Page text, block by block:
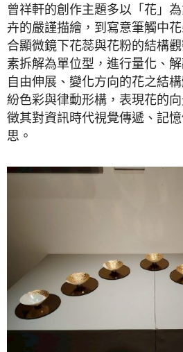
曾祥軒的創作主題多以「花」
卉的嚴謹描繪，到寫意筆觸中
合顯微鏡下花蕊與花粉的結構
素拆解為單位型，進行量化、
自由伸展、變化方向的花之結
紛色彩與律動形構，表現花的
徵其對資訊時代視覺傳遞、記
思。